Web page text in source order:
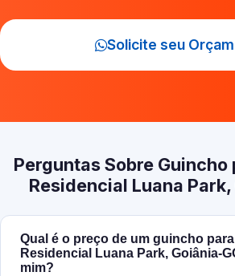
Solicite seu
Perguntas Sobre Guincho
Residencial Luana Park,
Qual é o preço de um guincho
Residencial Luana Park,
mim?